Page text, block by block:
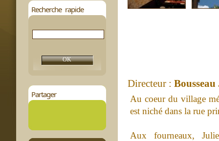
Recherche rapide
Partager
Directeur :
Au coeur du village
est niché dans la rue
Aux fourneaux,